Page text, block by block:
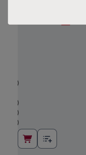
)
)
)
)